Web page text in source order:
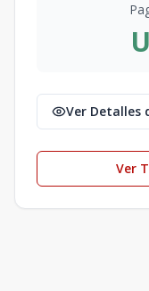
Ver Detalles
Ver